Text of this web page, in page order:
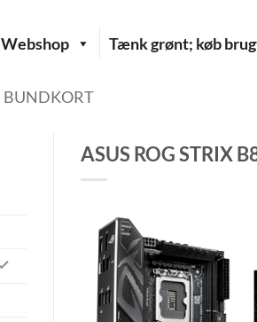
Webshop Tænk grønt; køb
BUNDKORT
ASUS ROG STRIX